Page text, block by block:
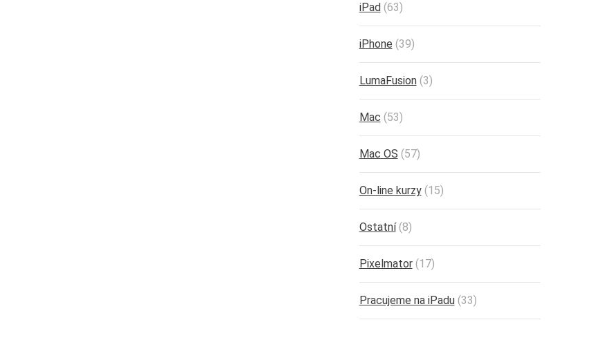
iPad(63)
iPhone (39)
LumaFusion(3)
Mac (53)
Mac OS (57)
On-line kurzy(15)
Ostatní(8)
Pixelmator(17)
Pracujeme na iPadu(33)